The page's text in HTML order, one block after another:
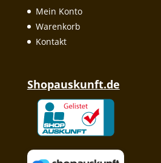
Mein Konto
Warenkorb
Kontakt
Shopauskunft.de